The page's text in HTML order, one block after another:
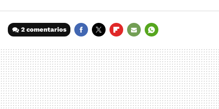
2 comentarios
MAIL